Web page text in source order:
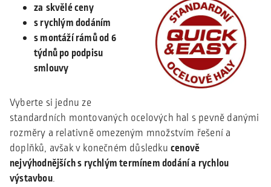
za skvělé ceny
s rychlým dodáním
s montáží rámů od 6
týdnů po podpisu
smlouvy
Vyberte si jednu ze
standardních montovaných ocelových hal s pevně danými
rozměry a relativně omezeným množstvím řešení a
doplňků, avšak v konečném důsledku cenově
nejvýhodnějších s rychlým termínem dodání a rychlou
výstavbou.